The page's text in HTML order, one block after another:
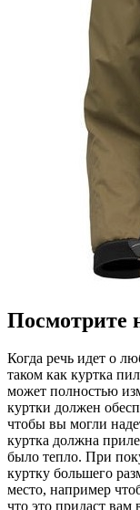
Посмотрите
Когда речь идет о
таком как куртка
может полностью
куртки должен
чтобы вы могли
куртка должна
было тепло. При
куртку большего
место, например
что это придаст